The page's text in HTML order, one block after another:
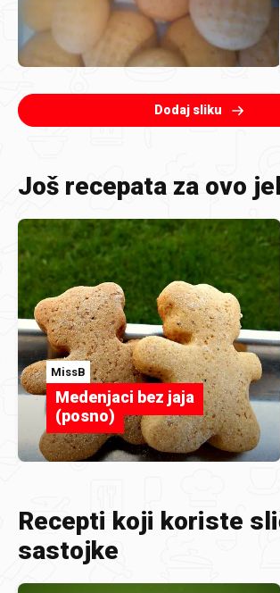
Dodaj sliku
Još recepata za ovo
MissB
Medenjaci bez jaja
(posno)
Recepti koji koriste
sastojke